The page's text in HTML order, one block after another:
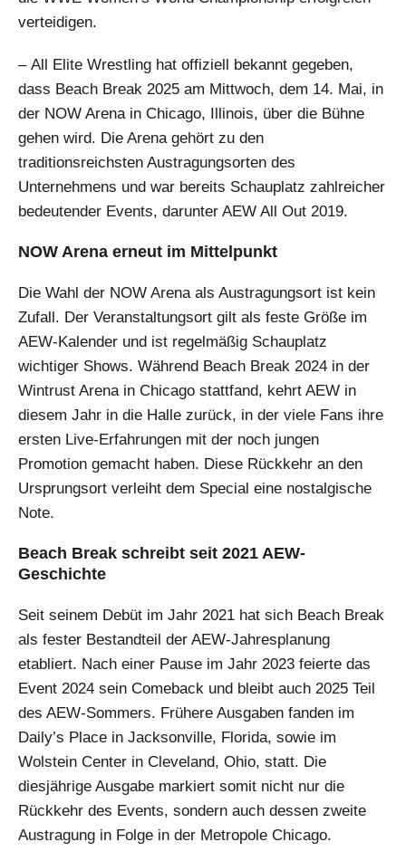
verteidigen.
– All Elite Wrestling hat offiziell bekannt gegeben,
dass Beach Break 2025 am Mittwoch, dem 14. Mai, in
der NOW Arena in Chicago, Illinois, über die Bühne
gehen wird. Die Arena gehört zu den
traditionsreichsten Austragungsorten des
Unternehmens und war bereits Schauplatz zahlreicher
bedeutender Events, darunter AEW All Out 2019.
NOW Arena erneut im Mittelpunkt
Die Wahl der NOW Arena als Austragungsort ist kein
Zufall. Der Veranstaltungsort gilt als feste Größe im
AEW-Kalender und ist regelmäßig Schauplatz
wichtiger Shows. Während Beach Break 2024 in der
Wintrust Arena in Chicago stattfand, kehrt AEW in
diesem Jahr in die Halle zurück, in der viele Fans ihre
ersten Live-Erfahrungen mit der noch jungen
Promotion gemacht haben. Diese Rückkehr an den
Ursprungsort verleiht dem Special eine nostalgische
Note.
Beach Break schreibt seit 2021 AEW-
Geschichte
Seit seinem Debüt im Jahr 2021 hat sich Beach Break
als fester Bestandteil der AEW-Jahresplanung
etabliert. Nach einer Pause im Jahr 2023 feierte das
Event 2024 sein Comeback und bleibt auch 2025 Teil
des AEW-Sommers. Frühere Ausgaben fanden im
Daily’s Place in Jacksonville, Florida, sowie im
Wolstein Center in Cleveland, Ohio, statt. Die
diesjährige Ausgabe markiert somit nicht nur die
Rückkehr des Events, sondern auch dessen zweite
Austragung in Folge in der Metropole Chicago.